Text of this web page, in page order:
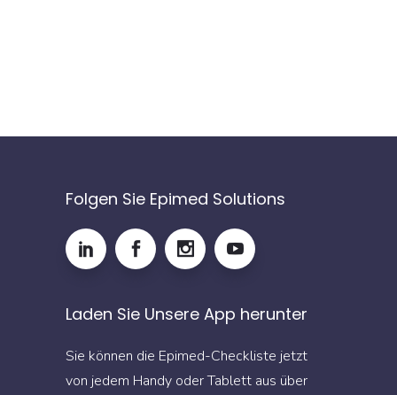
Folgen Sie Epimed Solutions
Laden Sie Unsere App herunter
Sie können die Epimed-Checkliste jetzt
von jedem Handy oder Tablett aus über